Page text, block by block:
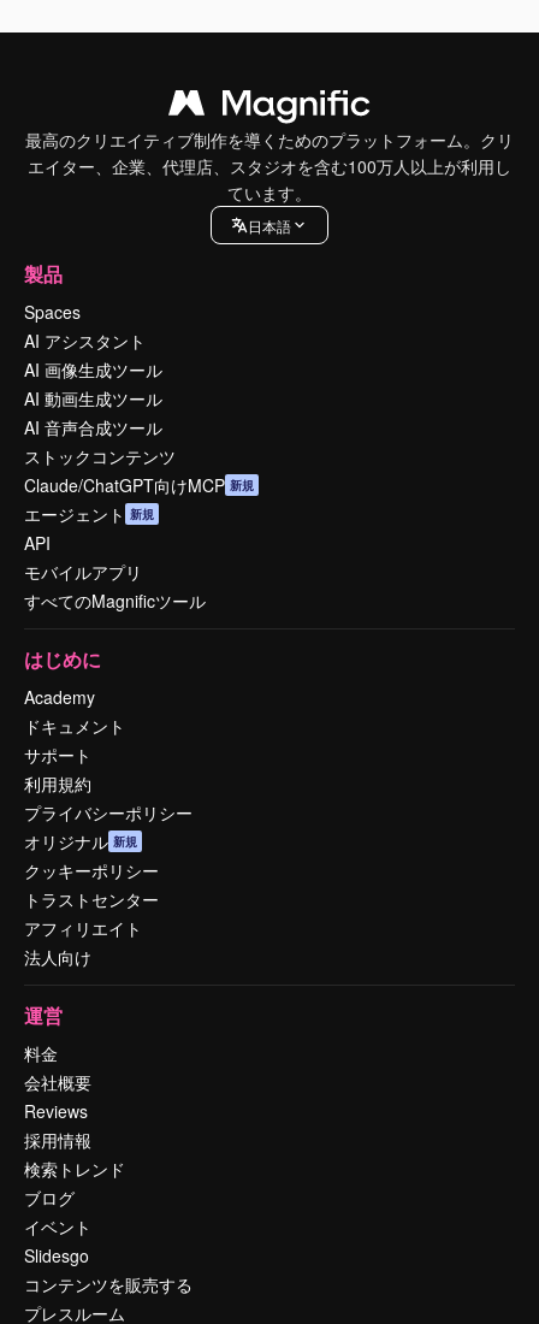
最高のクリエイティブ制作を導くためのプラットフォーム。クリ
エイター、企業、代理店、スタジオを含む100万人以上が利用し
ています。
日本語
製品
Spaces
AI アシスタント
AI 画像生成ツール
AI 動画生成ツール
AI 音声合成ツール
ストックコンテンツ
Claude/ChatGPT向けMCP 新規
エージェント 新規
API
モバイルアプリ
すべてのMagnificツール
はじめに
Academy
ドキュメント
サポート
利用規約
プライバシーポリシー
オリジナル 新規
クッキーポリシー
トラストセンター
アフィリエイト
法人向け
運営
料金
会社概要
Reviews
採用情報
検索トレンド
ブログ
イベント
Slidesgo
コンテンツを販売する
プレスルーム